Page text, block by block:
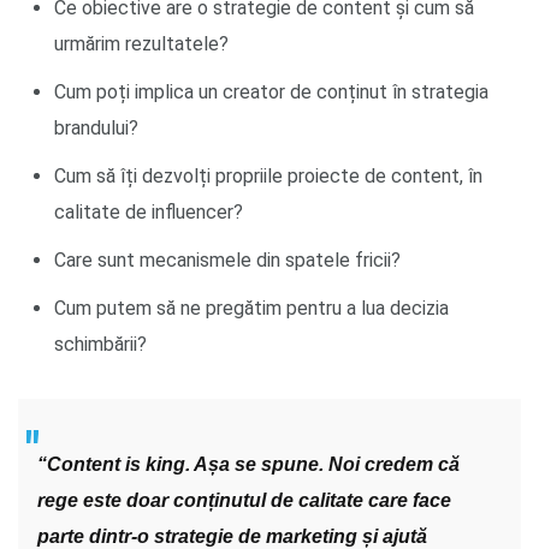
Ce obiective are o strategie de content și cum să
urmărim rezultatele?
Cum poți implica un creator de conținut în strategia
brandului?
Cum să îți dezvolți propriile proiecte de content, în
calitate de influencer?
Care sunt mecanismele din spatele fricii?
Cum putem să ne pregătim pentru a lua decizia
schimbării?
“Content is king. Așa se spune. Noi credem că
rege este doar conținutul de calitate care face
parte dintr-o strategie de marketing și ajută